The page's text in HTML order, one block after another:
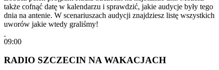
także cofnąć datę w kalendarzu i sprawdzić, jakie audycje były tego
dnia na antenie. W scenariuszach audycji znajdziesz listę wszystkich
uworów jakie wtedy graliśmy!
09:00
RADIO SZCZECIN NA WAKACJACH